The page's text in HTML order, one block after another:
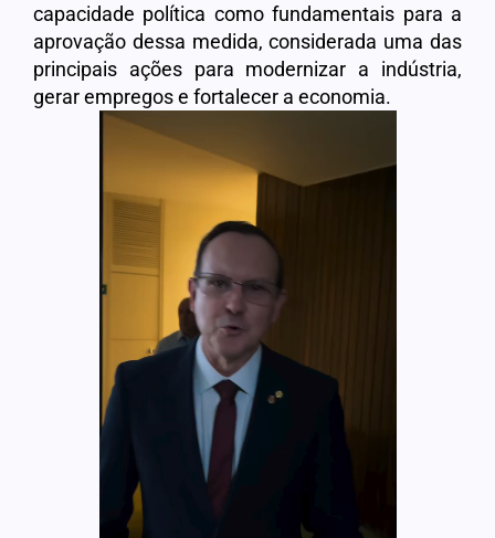
capacidade política como fundamentais para a
aprovação dessa medida, considerada uma das
principais ações para modernizar a indústria,
gerar empregos e fortalecer a economia.